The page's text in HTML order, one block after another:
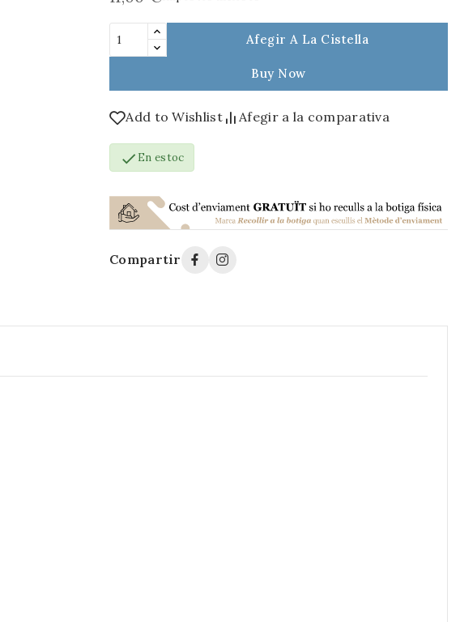
Afegir A La Cistella
Buy Now
Add to Wishlist Afegir a la comparativa
 En estoc
Compartir